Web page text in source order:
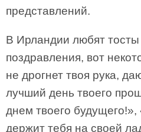
представлений.
В Ирландии любят
поздравления, вот
не дрогнет твоя рука,
лучший день твоего
днем твоего будущего!»,
держит тебя на своей